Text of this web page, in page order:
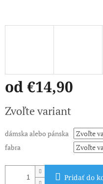
od€14,90
cena:
Zvoľte variant
dámska alebo pánska
fabra
Pridať do